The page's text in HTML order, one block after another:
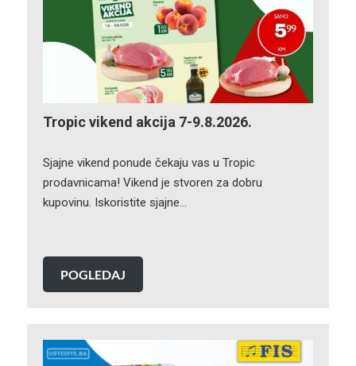
Tropic vikend akcija 7-9.8.2026.
Sjajne vikend ponude čekaju vas u Tropic
prodavnicama! Vikend je stvoren za dobru
kupovinu. Iskoristite sjajne…
POGLEDAJ